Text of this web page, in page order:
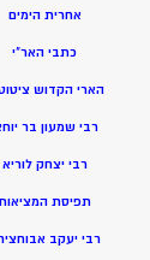
אחרית הימים
כתבי האר”י
הארי הקדוש
רבי שמעון בר
רבי יצחק לוריא
תפיסת
רבי יעקב